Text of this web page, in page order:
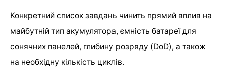
Конкретний список завдань чинить прямий вплив на
майбутній тип акумулятора, ємність батареї для
сонячних панелей, глибину розряду (DoD), а також
на необхідну кількість циклів.